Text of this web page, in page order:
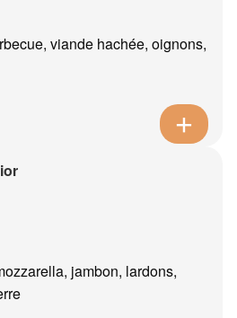
viande hachée, oignons,
jambon, lardons,